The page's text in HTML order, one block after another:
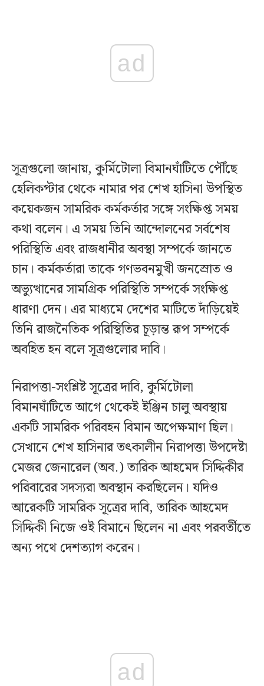
ad
সূত্রগুলো জানায়, কুর্মিটোলা বিমানঘাঁটিতে পৌঁছে
হেলিকপ্টার থেকে নামার পর শেখ হাসিনা উপস্থিত
কয়েকজন সামরিক কর্মকর্তার সঙ্গে সংক্ষিপ্ত সময়
কথা বলেন। এ সময় তিনি আন্দোলনের সর্বশেষ
পরিস্থিতি এবং রাজধানীর অবস্থা সম্পর্কে জানতে
চান। কর্মকর্তারা তাকে গণভবনমুখী জনস্রোত ও
অভ্যুত্থানের সামগ্রিক পরিস্থিতি সম্পর্কে সংক্ষিপ্ত
ধারণা দেন। এর মাধ্যমে দেশের মাটিতে দাঁড়িয়েই
তিনি রাজনৈতিক পরিস্থিতির চূড়ান্ত রূপ সম্পর্কে
অবহিত হন বলে সূত্রগুলোর দাবি।
নিরাপত্তা-সংশ্লিষ্ট সূত্রের দাবি, কুর্মিটোলা
বিমানঘাঁটিতে আগে থেকেই ইঞ্জিন চালু অবস্থায়
একটি সামরিক পরিবহন বিমান অপেক্ষমাণ ছিল।
সেখানে শেখ হাসিনার তৎকালীন নিরাপত্তা উপদেষ্টা
মেজর জেনারেল (অব.) তারিক আহমেদ সিদ্দিকীর
পরিবারের সদস্যরা অবস্থান করছিলেন। যদিও
আরেকটি সামরিক সূত্রের দাবি, তারিক আহমেদ
সিদ্দিকী নিজে ওই বিমানে ছিলেন না এবং পরবর্তীতে
অন্য পথে দেশত্যাগ করেন।
ad